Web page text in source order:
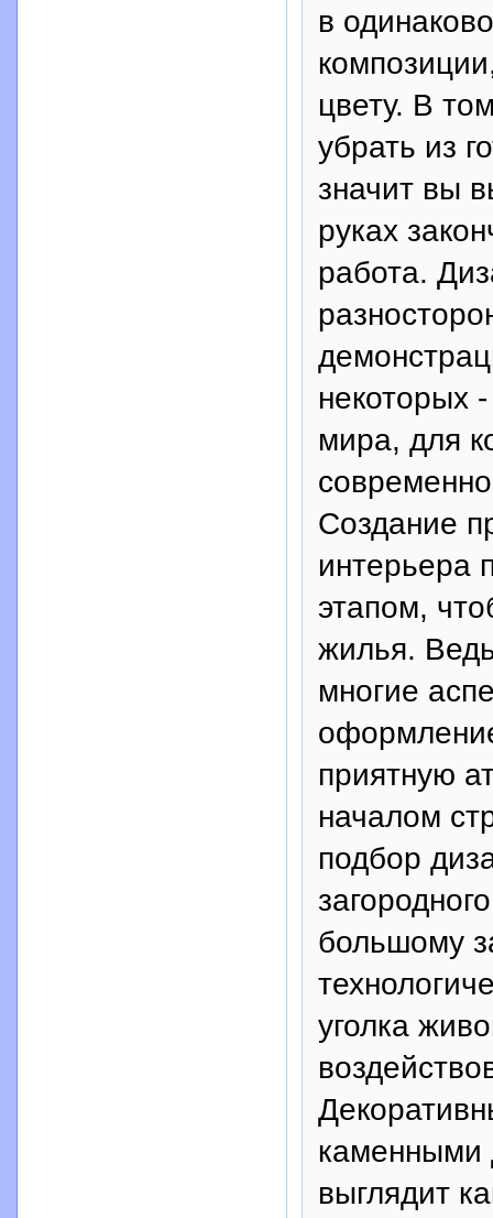
в
цвету. В
убрать из
значит вы
руках
работа.
некоторых
мира, для
Создание
интерьера
этапом,
жилья.
многие
приятную
началом
подбор
большому
уголка
каменными
выглядит